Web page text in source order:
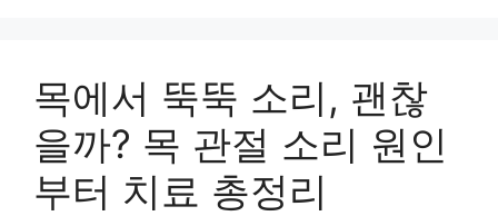
목에서 뚝뚝 소리, 괜찮
을까? 목 관절 소리 원인
부터 치료 총정리